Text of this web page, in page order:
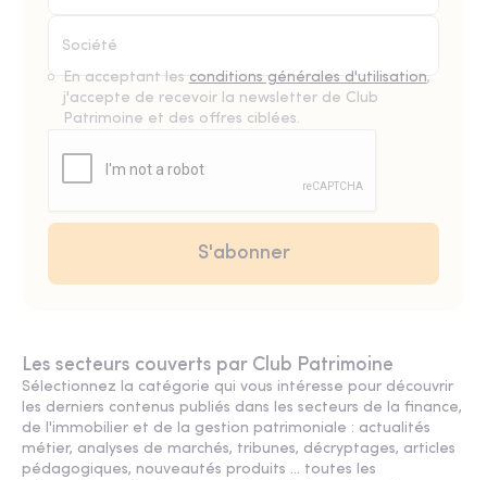
En acceptant les conditions générales d'utilisation,
j'accepte de recevoir la newsletter de Club
Patrimoine et des offres ciblées.
Les secteurs couverts par Club Patrimoine
Sélectionnez la catégorie qui vous intéresse pour découvrir
les derniers contenus publiés dans les secteurs de la finance,
de l'immobilier et de la gestion patrimoniale : actualités
métier, analyses de marchés, tribunes, décryptages, articles
pédagogiques, nouveautés produits ... toutes les